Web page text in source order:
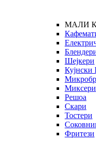
МАЛИ
Шејкери
Кујнски
Миксери
Решоа
Скари
Тостери
Фритези